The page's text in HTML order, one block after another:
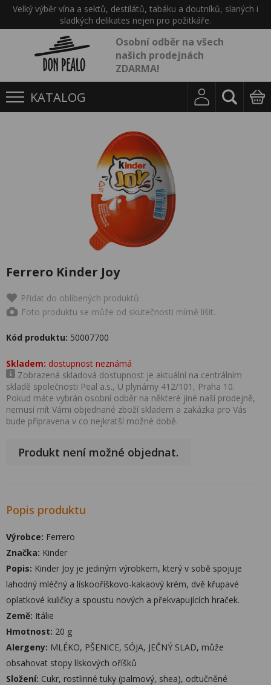
Velký výběr vína a sektů, destilátů, tabáku a doutníků, slaných i
sladkých delikates nejen pro požitkáře.
Osobní odběr na všech
našich prodejnách
ZDARMA!
KATALOG
Ferrero Kinder Joy
Přidat do oblíbených produktů
Foto produktu se může od skutečnosti mírně lišit.
Kód produktu: 50007700
Skladem: dostupnost neznámá
Zobrazená skladová dostupnost je aktuální na centrálním
skladě společnosti Peal a.s., U plynárny 412/101, Praha 10.
Pokud máte vybrán osobní odběr na některé jiné naší prodejně,
nemusí mít Vámi objednané zboží skladem a zakázka pro Vás
bude připravena v co nejkratší možné době.
Produkt není možné objednat.
Popis produktu
Výrobce: Ferrero
Značka: Kinder
Popis: Kinder Joy je jediným výrobkem, který v sobě spojuje
lahodný mléčný a lískooříškovo-kakaový krém, dvě křupavé
oplatkové kuličky a spoustu nových a překvapujících hraček.
Země: Itálie
Hmotnost: 20 g
Alergeny: MLÉKO, PŠENICE, SÓJA, JEČNÝ SLAD, může
obsahovat stopy lískových oříšků
Složení: Cukr, rostlinné tuky (palmový, shea), odtučněné